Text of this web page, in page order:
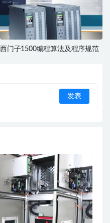
西门子1500编程算法及程序规范